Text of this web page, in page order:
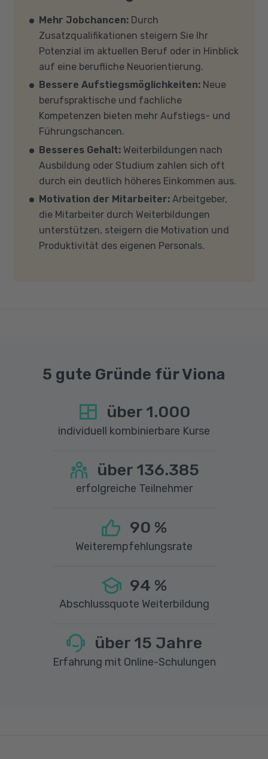
Voraussetzungen für eine Förderung erfüllen?
Auf unserer Info-SeiteWelche Förderung ist
für mich die richtige? stellen wir Ihnen
verschiedene Fördermöglichkeiten vor. Sehr
gerne beraten wir Sie auch in einem
persönlichen Gespräch zu diesem Thema.
Verfügung. Falls Sie von zu Hause aus
teilnehmen (mit Zustimmung Ihres
Kostenträgers), sprechen Sie uns an, in den
meisten Fällen können wir Ihnen Leih-
Equipment zur Verfügung stellen. Sollten Sie
mit Ihren eigenen Geräten am Unterricht
teilnehmen, empfehlen wir PCs oder Laptops
mit Windows 10 oder Windows 11, mindestens 8
GB Arbeitsspeicher (RAM) und einem aktuellen
Mehrkern-Prozessor (CPU). Der Unterricht
findet in Microsoft Teams statt. Bitte achten
Sie darauf, dass Ihre Sicherheitsprogramme
und -einstellungen (Anti-Viren-Programme,
Firewalls etc.) die Verbindung mit MS Teams
nicht blockieren. Bitte beachten Sie außerdem,
dass für eine reibungslose Übertragung eine
Mehr Jobchancen: Durch
Zusatzqualifikationen steigern Sie Ihr
Potenzial im aktuellen Beruf oder in Hinblick
auf eine berufliche Neuorientierung.
Bessere Aufstiegsmöglichkeiten: Neue
berufspraktische und fachliche
Kompetenzen bieten mehr Aufstiegs- und
Führungschancen.
Besseres Gehalt: Weiterbildungen nach
Ausbildung oder Studium zahlen sich oft
durch ein deutlich höheres Einkommen aus.
Motivation der Mitarbeiter: Arbeitgeber,
die Mitarbeiter durch Weiterbildungen
unterstützen, steigern die Motivation und
Produktivität des eigenen Personals.
5 gute Gründe für Viona
über 1.000
individuell kombinierbare Kurse
über 136.385
erfolgreiche Teilnehmer
90 %
Weiterempfehlungsrate
94 %
Abschlussquote Weiterbildung
über 15 Jahre
Erfahrung mit Online-Schulungen